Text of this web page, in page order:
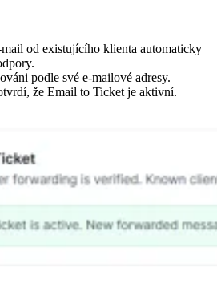
od existujícího klienta automaticky
podle své e-mailové adresy.
že Email to Ticket je aktivní.